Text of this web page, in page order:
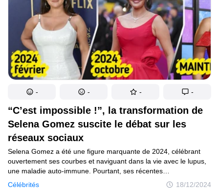
“C’est impossible !”, la transformation de
Selena Gomez suscite le débat sur les
réseaux sociaux
Célébrités 18/12/2024
Selena Gomez a été une figure marquante de 2024, célébrant
ouvertement ses courbes et naviguant dans la vie avec le lupus,
une maladie auto-immune. Pourtant, ses récentes
transformations ont suscité un vif intérêt. Lors de ses derniers
- - - -